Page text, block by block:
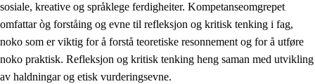
sosiale, kreative og språklege ferdigheiter. Kompetanseomgrepet
omfattar òg forståing og evne til refleksjon og kritisk tenking i fag,
noko som er viktig for å forstå teoretiske resonnement og for å utføre
noko praktisk. Refleksjon og kritisk tenking heng saman med utvikling
av haldningar og etisk vurderingsevne.